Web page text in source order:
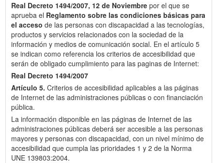
Real Decreto 1494/2007, 12 de Noviembre por el que se
aprueba el Reglamento sobre las condiciones básicas para
el acceso de las personas con discapacidad a las tecnologías,
productos y servicios relacionados con la sociedad de la
información y medios de comunicación social. En el artículo 5
se indican como referencia los criterios de accesibilidad que
serán de obligado cumplimiento para las paginas de Internet:
Real Decreto 1494/2007
Artículo 5. Criterios de accesibilidad aplicables a las páginas
de Internet de las administraciones públicas o con financiación
pública.
La información disponible en las páginas de Internet de las
administraciones públicas deberá ser accesible a las personas
mayores y personas con discapacidad, con un nivel mínimo de
accesibilidad que cumpla las prioridades 1 y 2 de la Norma
UNE 139803:2004.